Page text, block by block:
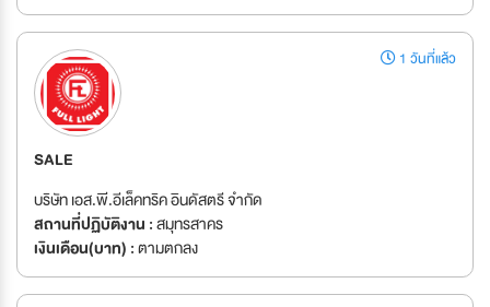
1 วันที่แล้ว
SALE
บริษัท เอส.พี.อีเล็คทริค อินดัสตรี จำกัด
สถานที่ปฏิบัติงาน :สมุทรสาคร
เงินเดือน(บาท) :ตามตกลง